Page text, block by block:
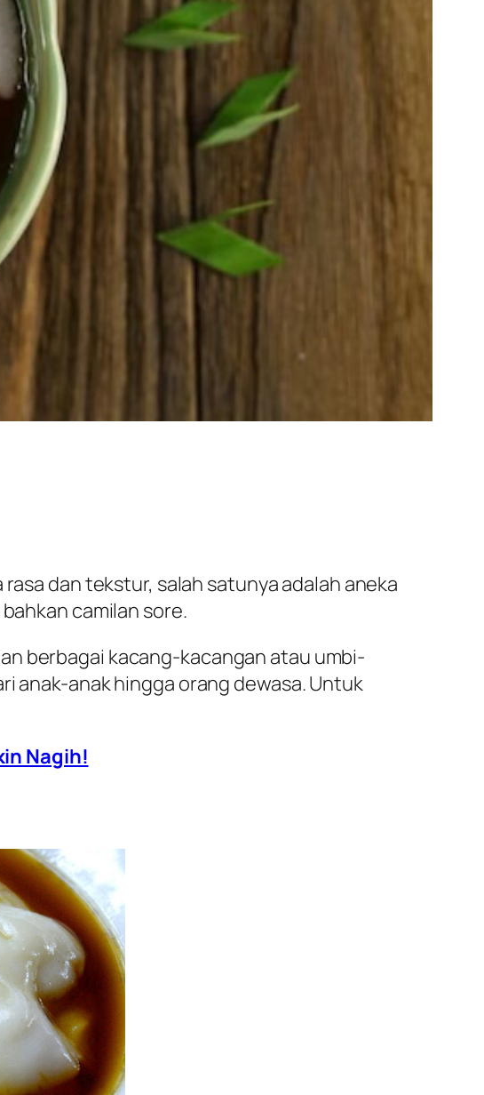
dan tekstur, salah satunya adalah aneka
camilan sore.
berbagai kacang-kacangan atau umbi-
anak-anak hingga orang dewasa. Untuk
Nagih!